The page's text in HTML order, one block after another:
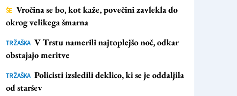
ŠE Vročina se bo, kot kaže, povečini zavlekla do
okrog velikega šmarna
TRŽAŠKA V Trstu namerili najtoplejšo noč, odkar
obstajajo meritve
TRŽAŠKA Policisti izsledili deklico, ki se je oddaljila
od staršev